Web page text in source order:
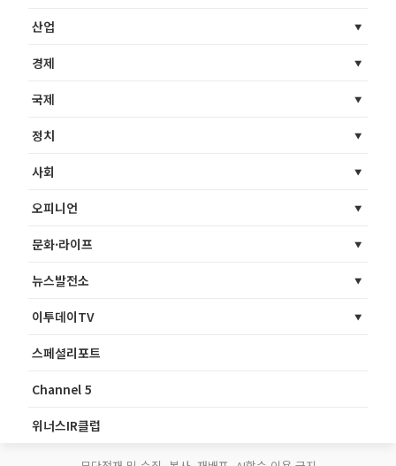
산업
경제
국제
정치
사회
오피니언
문화·라이프
뉴스발전소
이투데이TV
스페셜리포트
Channel 5
위너스IR클럽